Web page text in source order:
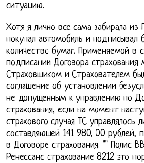
ситуацию.
Хотя я лично все сама забирала из
покупал автомобиль и подписывал
количество бумаг. Применяемой в
подписании Договора
Страховщиком и Страхователем
соглашение об установлении
не допущенным к управлению по
страхования, если на момент
страхового случая ТС управлялось
составляющей 141 980, 00 рублей,
в Договоре страхования. "" Полис
Ренессанс страхование 8212 это